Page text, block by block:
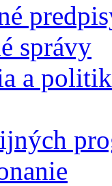
správy
a